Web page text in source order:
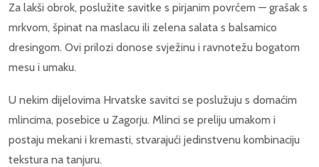
Za lakši obrok, poslužite savitke s pirjanim povrćem — grašak s
mrkvom, špinat na maslacu ili zelena salata s balsamico
dresingom. Ovi prilozi donose svježinu i ravnotežu bogatom
mesu i umaku.
U nekim dijelovima Hrvatske savitci se poslužuju s domaćim
mlincima, posebice u Zagorju. Mlinci se preliju umakom i
postaju mekani i kremasti, stvarajući jedinstvenu kombinaciju
tekstura na tanjuru.